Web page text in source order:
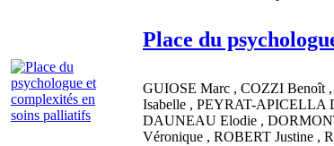
Place du
GUIOSE Marc , COZZI Benoît ,
Isabelle , PEYRAT-APICELLA
DAUNEAU Elodie ,
Véronique , ROBERT Justine ,